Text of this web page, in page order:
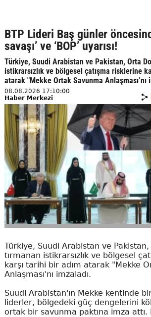
BTP Lideri Baş günler
savaşı’ ve ‘BOP’ uyarısı!
Türkiye, Suudi Arabistan ve Pakistan, Orta
istikrarsızlık ve bölgesel çatışma risklerine
atarak "Mekke Ortak Savunma Anlaşması’nı
08.08.2026 17:10:00
Haber Merkezi
Türkiye, Suudi Arabistan ve
tırmanan istikrarsızlık ve bölgesel
karşı tarihi bir adım atarak "Mekke
Anlaşması'nı imzaladı.
Suudi Arabistan'ın Mekke kentinde
liderler, bölgedeki güç dengelerini
ortak bir savunma paktına imza attı.